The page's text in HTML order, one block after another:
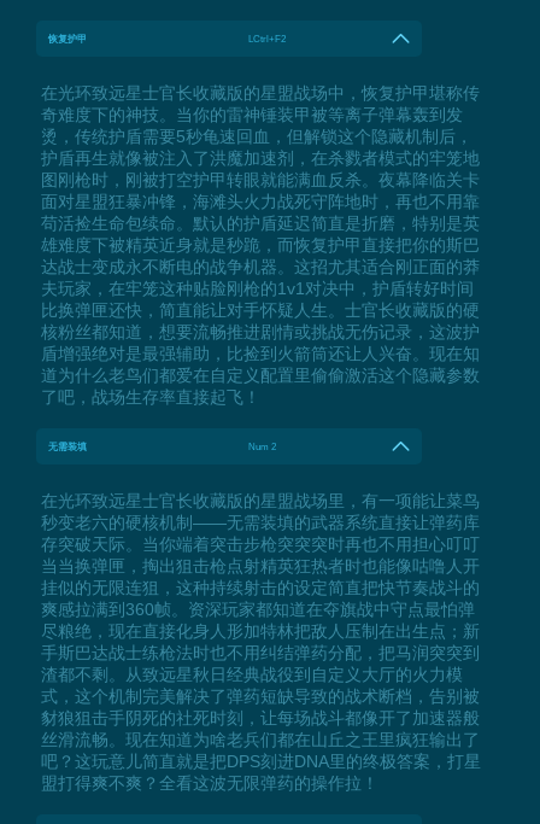
恢复护甲 LCtrl+F2
在光环致远星士官长收藏版的星盟战场中，恢复护甲堪称传
奇难度下的神技。当你的雷神锤装甲被等离子弹幕轰到发
烫，传统护盾需要5秒龟速回血，但解锁这个隐藏机制后，
护盾再生就像被注入了洪魔加速剂，在杀戮者模式的牢笼地
图刚枪时，刚被打空护甲转眼就能满血反杀。夜幕降临关卡
面对星盟狂暴冲锋，海滩头火力战死守阵地时，再也不用靠
苟活捡生命包续命。默认的护盾延迟简直是折磨，特别是英
雄难度下被精英近身就是秒跪，而恢复护甲直接把你的斯巴
达战士变成永不断电的战争机器。这招尤其适合刚正面的莽
夫玩家，在牢笼这种贴脸刚枪的1v1对决中，护盾转好时间
比换弹匣还快，简直能让对手怀疑人生。士官长收藏版的硬
核粉丝都知道，想要流畅推进剧情或挑战无伤记录，这波护
盾增强绝对是最强辅助，比捡到火箭筒还让人兴奋。现在知
道为什么老鸟们都爱在自定义配置里偷偷激活这个隐藏参数
了吧，战场生存率直接起飞！
无需装填 Num 2
在光环致远星士官长收藏版的星盟战场里，有一项能让菜鸟
秒变老六的硬核机制——无需装填的武器系统直接让弹药库
存突破天际。当你端着突击步枪突突突时再也不用担心叮叮
当当换弹匣，掏出狙击枪点射精英狂热者时也能像咕噜人开
挂似的无限连狙，这种持续射击的设定简直把快节奏战斗的
爽感拉满到360帧。资深玩家都知道在夺旗战中守点最怕弹
尽粮绝，现在直接化身人形加特林把敌人压制在出生点；新
手斯巴达战士练枪法时也不用纠结弹药分配，把马润突突到
渣都不剩。从致远星秋日经典战役到自定义大厅的火力模
式，这个机制完美解决了弹药短缺导致的战术断档，告别被
豺狼狙击手阴死的社死时刻，让每场战斗都像开了加速器般
丝滑流畅。现在知道为啥老兵们都在山丘之王里疯狂输出了
吧？这玩意儿简直就是把DPS刻进DNA里的终极答案，打星
盟打得爽不爽？全看这波无限弹药的操作拉！